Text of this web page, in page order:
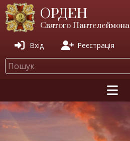
ОРДЕН
Святого Пантелеймона
Вхід Реєстрація